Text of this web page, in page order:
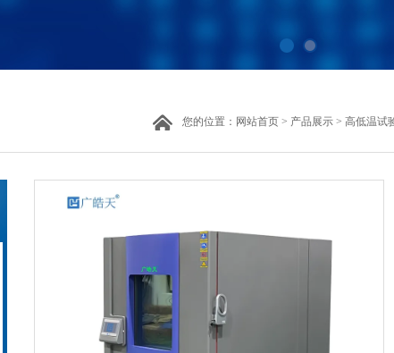
您的位置： 网站首页 > 产品展示 > 高低温试